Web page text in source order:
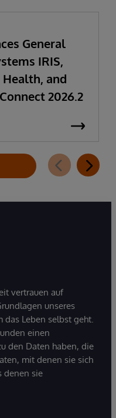
General
IRIS,
and
2026.2
vertrauen auf
unseres
das Leben selbst geht.
einen
den Daten haben, die
mit denen sie sich
denen sie